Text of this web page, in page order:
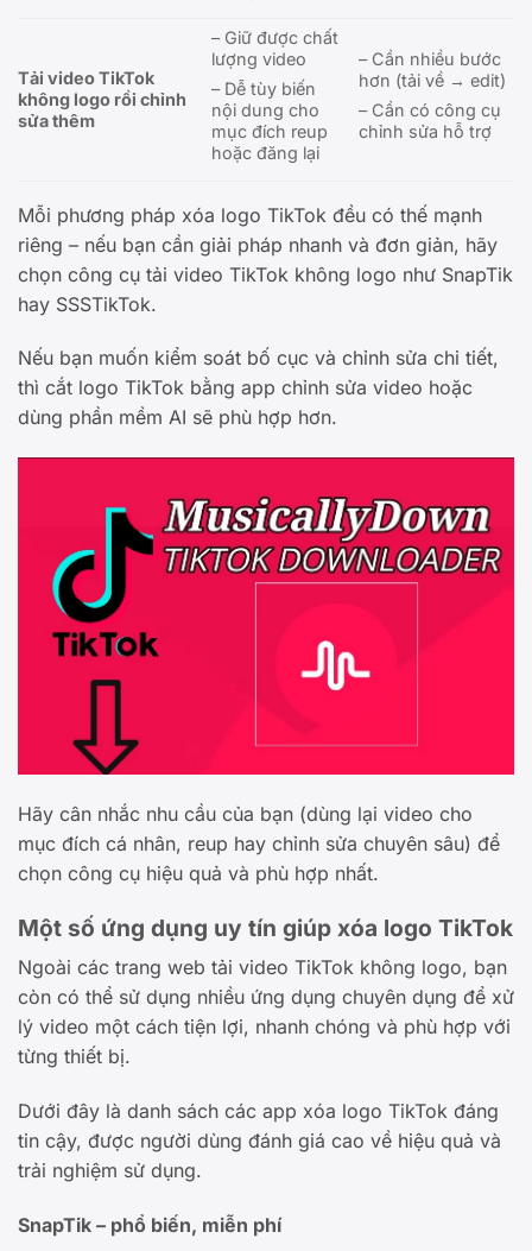
Tải video TikTok
không logo rồi chỉnh
sửa thêm
– Giữ được chất
lượng video
– Dễ tùy biến
nội dung cho
mục đích reup
hoặc đăng lại
– Cần nhiều bước
hơn (tải về → edit)
– Cần có công cụ
chỉnh sửa hỗ trợ
Mỗi phương pháp xóa logo TikTok đều có thế mạnh
riêng – nếu bạn cần giải pháp nhanh và đơn giản, hãy
chọn công cụ tải video TikTok không logo như SnapTik
hay SSSTikTok.
Nếu bạn muốn kiểm soát bố cục và chỉnh sửa chi tiết,
thì cắt logo TikTok bằng app chỉnh sửa video hoặc
dùng phần mềm AI sẽ phù hợp hơn.
Hãy cân nhắc nhu cầu của bạn (dùng lại video cho
mục đích cá nhân, reup hay chỉnh sửa chuyên sâu) để
chọn công cụ hiệu quả và phù hợp nhất.
Một số ứng dụng uy tín giúp xóa logo TikTok
Ngoài các trang web tải video TikTok không logo, bạn
còn có thể sử dụng nhiều ứng dụng chuyên dụng để xử
lý video một cách tiện lợi, nhanh chóng và phù hợp với
từng thiết bị.
Dưới đây là danh sách các app xóa logo TikTok đáng
tin cậy, được người dùng đánh giá cao về hiệu quả và
trải nghiệm sử dụng.
SnapTik – phổ biến, miễn phí